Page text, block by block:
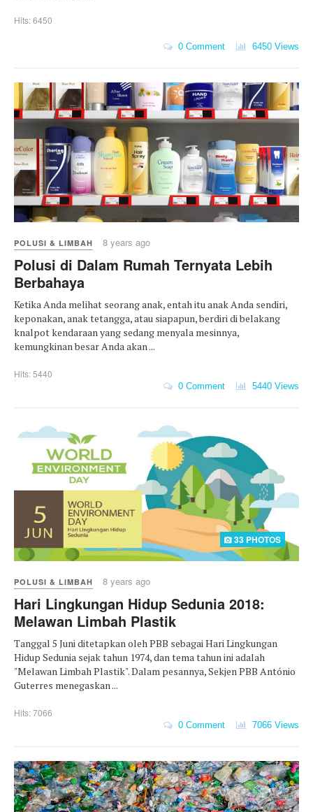
Hits: 6450
0 Comment 6450 Views
POLUSI & LIMBAH 8 years ago
Polusi di Dalam Rumah Ternyata Lebih
Berbahaya
Ketika Anda melihat seorang anak, entah itu anak Anda sendiri,
keponakan, anak tetangga, atau siapapun, berdiri di belakang
knalpot kendaraan yang sedang menyala mesinnya,
kemungkinan besar Anda akan ...
Hits: 5440
0 Comment 5440 Views
33 PHOTOS
POLUSI & LIMBAH 8 years ago
Hari Lingkungan Hidup Sedunia 2018:
Melawan Limbah Plastik
Tanggal 5 Juni ditetapkan oleh PBB sebagai Hari Lingkungan
Hidup Sedunia sejak tahun 1974, dan tema tahun ini adalah
"Melawan Limbah Plastik". Dalam pesannya, Sekjen PBB António
Guterres menegaskan ...
Hits: 7066
0 Comment 7066 Views